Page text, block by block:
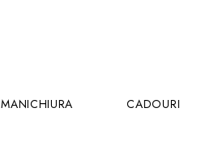
MANICHIURA CADOURI